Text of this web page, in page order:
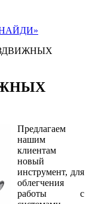
Предлагаем
нашим
клиентам
новый
инструмент, для
облегчения
работы с